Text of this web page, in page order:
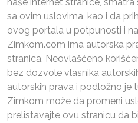
sa ovim uslovima, kao i da
ovog portala u potpunosti i
Zimkom.com ima autorska
stranica. Neovlašćeno
bez dozvole vlasnika
autorskih prava i podložno je
Zimkom može da promeni
prelistavajte ovu stranicu da